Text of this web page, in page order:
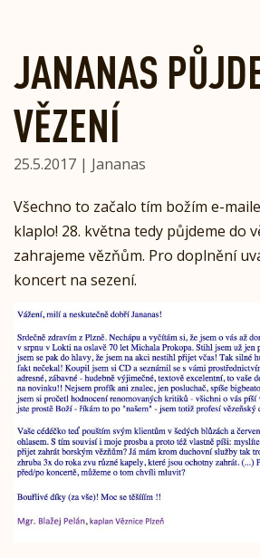
JANANAS
VĚZENÍ
25.5.2017 | Jananas
Všechno to začalo tím božím e-
klaplo! 28. května tedy půjdeme do
zahrajeme vězňům. Pro doplnění
koncert na sezení.